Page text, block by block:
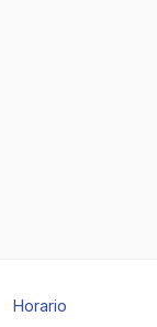
Horario